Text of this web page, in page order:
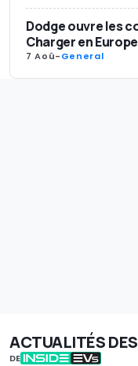
Dodge ouvre les
Charger en Europe
7 Aoû-General
ACTUALITÉS
DE